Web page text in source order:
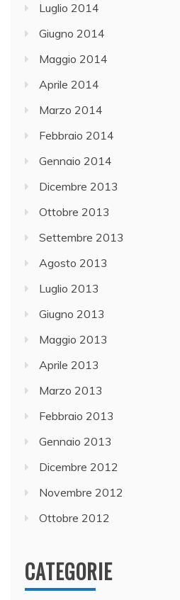
Luglio 2014
Giugno 2014
Maggio 2014
Aprile 2014
Marzo 2014
Febbraio 2014
Gennaio 2014
Dicembre 2013
Ottobre 2013
Settembre 2013
Agosto 2013
Luglio 2013
Giugno 2013
Maggio 2013
Aprile 2013
Marzo 2013
Febbraio 2013
Gennaio 2013
Dicembre 2012
Novembre 2012
Ottobre 2012
CATEGORIE